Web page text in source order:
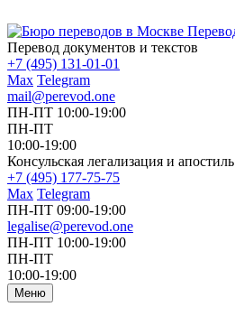
Перевод документов и текстов
+7 (495) 131-01-01
Max Telegram
mail@perevod.one
ПН-ПТ 10:00-19:00
ПН-ПТ
10:00-19:00
Консульская легализация и апостиль
+7 (495) 177-75-75
Max Telegram
ПН-ПТ 09:00-19:00
legalise@perevod.one
ПН-ПТ 10:00-19:00
ПН-ПТ
10:00-19:00
Меню